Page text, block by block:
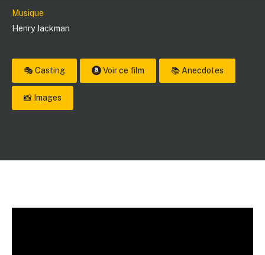
Musique
Henry Jackman
🎭 Casting Voir ce film 📚 Anecdotes
📸 Images